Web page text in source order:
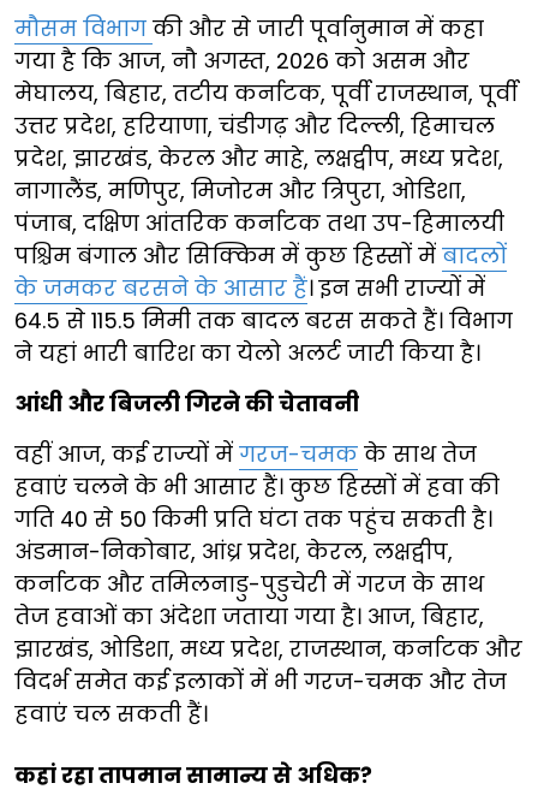
मौसम विभाग की और से जारी पूर्वानुमान में कहा
गया है कि आज, नौ अगस्त, 2026 को असम और
मेघालय, बिहार, तटीय कर्नाटक, पूर्वी राजस्थान, पूर्वी
उत्तर प्रदेश, हरियाणा, चंडीगढ़ और दिल्ली, हिमाचल
प्रदेश, झारखंड, केरल और माहे, लक्षद्वीप, मध्य प्रदेश,
नागालैंड, मणिपुर, मिजोरम और त्रिपुरा, ओडिशा,
पंजाब, दक्षिण आंतरिक कर्नाटक तथा उप-हिमालयी
पश्चिम बंगाल और सिक्किम में कुछ हिस्सों में बादलों
के जमकर बरसने के आसार हैं। इन सभी राज्यों में
64.5 से 115.5 मिमी तक बादल बरस सकते हैं। विभाग
ने यहां भारी बारिश का येलो अलर्ट जारी किया है।
आंधी और बिजली गिरने की चेतावनी
वहीं आज, कई राज्यों में गरज-चमक के साथ तेज
हवाएं चलने के भी आसार हैं। कुछ हिस्सों में हवा की
गति 40 से 50 किमी प्रति घंटा तक पहुंच सकती है।
अंडमान-निकोबार, आंध्र प्रदेश, केरल, लक्षद्वीप,
कर्नाटक और तमिलनाडु-पुडुचेरी में गरज के साथ
तेज हवाओं का अंदेशा जताया गया है। आज, बिहार,
झारखंड, ओडिशा, मध्य प्रदेश, राजस्थान, कर्नाटक और
विदर्भ समेत कई इलाकों में भी गरज-चमक और तेज
हवाएं चल सकती हैं।
कहां रहा तापमान सामान्य से अधिक?